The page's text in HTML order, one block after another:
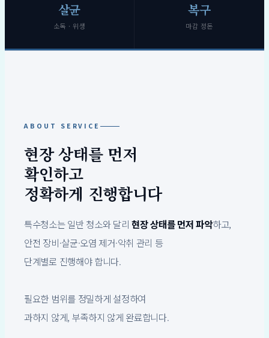
살균
소독 · 위생
복구
마감 정돈
ABOUT SERVICE
현장 상태를 먼저
확인하고
정확하게 진행합니다
특수청소는 일반 청소와 달리현장 상태를 먼저 파악하고,
안전 장비·살균·오염 제거·악취 관리 등
단계별로 진행해야 합니다.
필요한 범위를 정밀하게 설정하여
과하지 않게, 부족하지 않게 완료합니다.